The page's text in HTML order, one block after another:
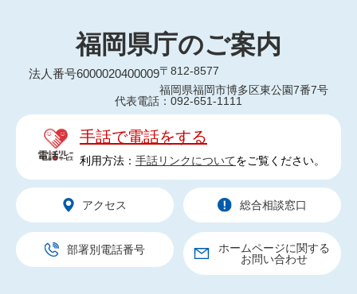
福岡県庁のご案内
法人番号6000020400009〒812-8577
福岡県福岡市博多区東公園7番7号
代表電話：092-651-1111
手話で電話をする
利用方法： 手話リンクについてをご覧ください。
アクセス 総合相談窓口
部署別電話番号
ホームページに関する
お問い合わせ